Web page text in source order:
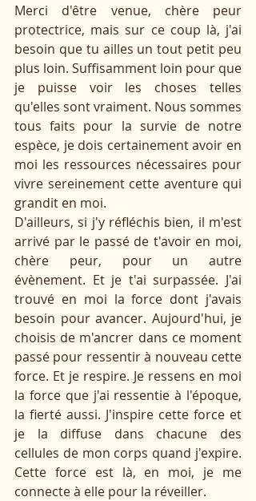
Merci d'être venue, chère peur
protectrice, mais sur ce coup là, j'ai
besoin que tu ailles un tout petit peu
plus loin. Suffisamment loin pour que
je puisse voir les choses telles
qu'elles sont vraiment. Nous sommes
tous faits pour la survie de notre
espèce, je dois certainement avoir en
moi les ressources nécessaires pour
vivre sereinement cette aventure qui
grandit en moi.
D'ailleurs, si j'y réfléchis bien, il m'est
arrivé par le passé de t'avoir en moi,
chère peur, pour un autre
évènement. Et je t'ai surpassée. J'ai
trouvé en moi la force dont j'avais
besoin pour avancer. Aujourd'hui, je
choisis de m'ancrer dans ce moment
passé pour ressentir à nouveau cette
force. Et je respire. Je ressens en moi
la force que j'ai ressentie à l'époque,
la fierté aussi. J'inspire cette force et
je la diffuse dans chacune des
cellules de mon corps quand j'expire.
Cette force est là, en moi, je me
connecte à elle pour la réveiller.